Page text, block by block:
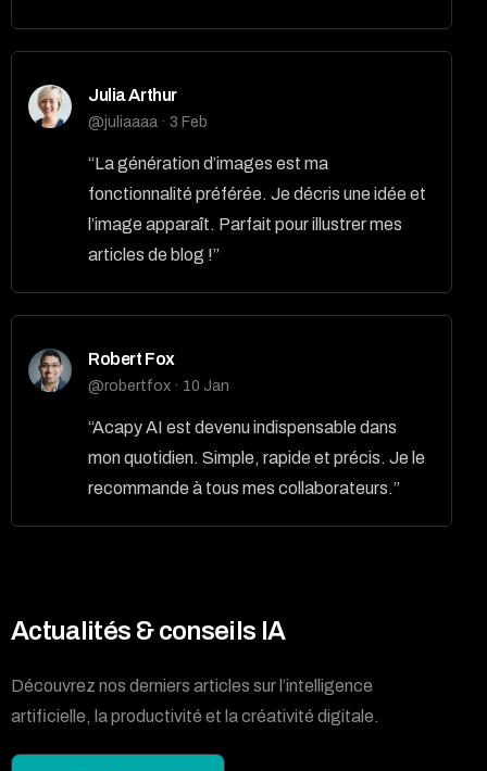
Julia Arthur
@juliaaaa · 3 Feb
“La génération d’images est ma
fonctionnalité préférée. Je décris une idée et
l’image apparaît. Parfait pour illustrer mes
articles de blog !”
Robert Fox
@robertfox · 10 Jan
“Acapy AI est devenu indispensable dans
mon quotidien. Simple, rapide et précis. Je le
recommande à tous mes collaborateurs.”
Actualités & conseils IA
Découvrez nos derniers articles sur l’intelligence
artificielle, la productivité et la créativité digitale.